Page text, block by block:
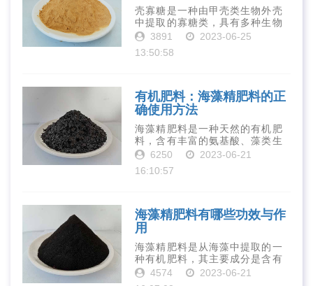
壳寡糖是一种由甲壳类生物外壳
中提取的寡糖类，具有多种生物
活性和营养价值。在农业生产
是作为一种新型的有机肥料，壳
3891
2023-06-25
13:50:58
有机肥料：海藻精肥料的正
确使用方法
海藻精肥料是一种天然的有机肥
料，含有丰富的氨基酸、藻类生
长素、维生素、微量元素、蛋白
力、促进植物生长、增强植物抗
6250
2023-06-21
16:10:57
海藻精肥料有哪些功效与作
用
海藻精肥料是从海藻中提取的一
种有机肥料，其主要成分是含有
丰富的微量元素、植物生长素、
4574
2023-06-21